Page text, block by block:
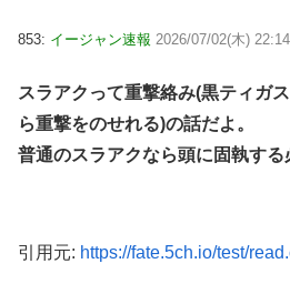
853: イージャン速報 2026/07/02(木)
スラアクって重撃絡み(黒ティガ
ら重撃をのせれる)の話だよ。
普通のスラアクなら頭に固執する
引用元: https://fate.5ch.io/test/